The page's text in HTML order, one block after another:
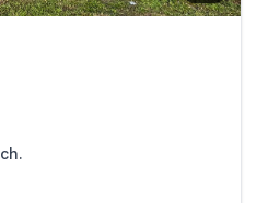
ch.